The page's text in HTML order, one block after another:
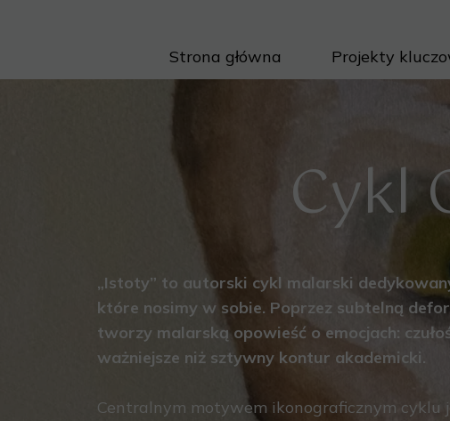
Cykl
„Istoty” to autorski cykl malarski
które nosimy w sobie. Poprzez subtelną
tworzy malarską opowieść o emocjach:
ważniejsze niż sztywny kontur akademicki.
Centralnym motywem ikonograficznym cyklu
Strona główna Projekty